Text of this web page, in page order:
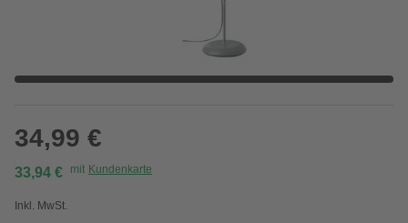
34,99 €
33,94 € mit Kundenkarte
Inkl. MwSt.